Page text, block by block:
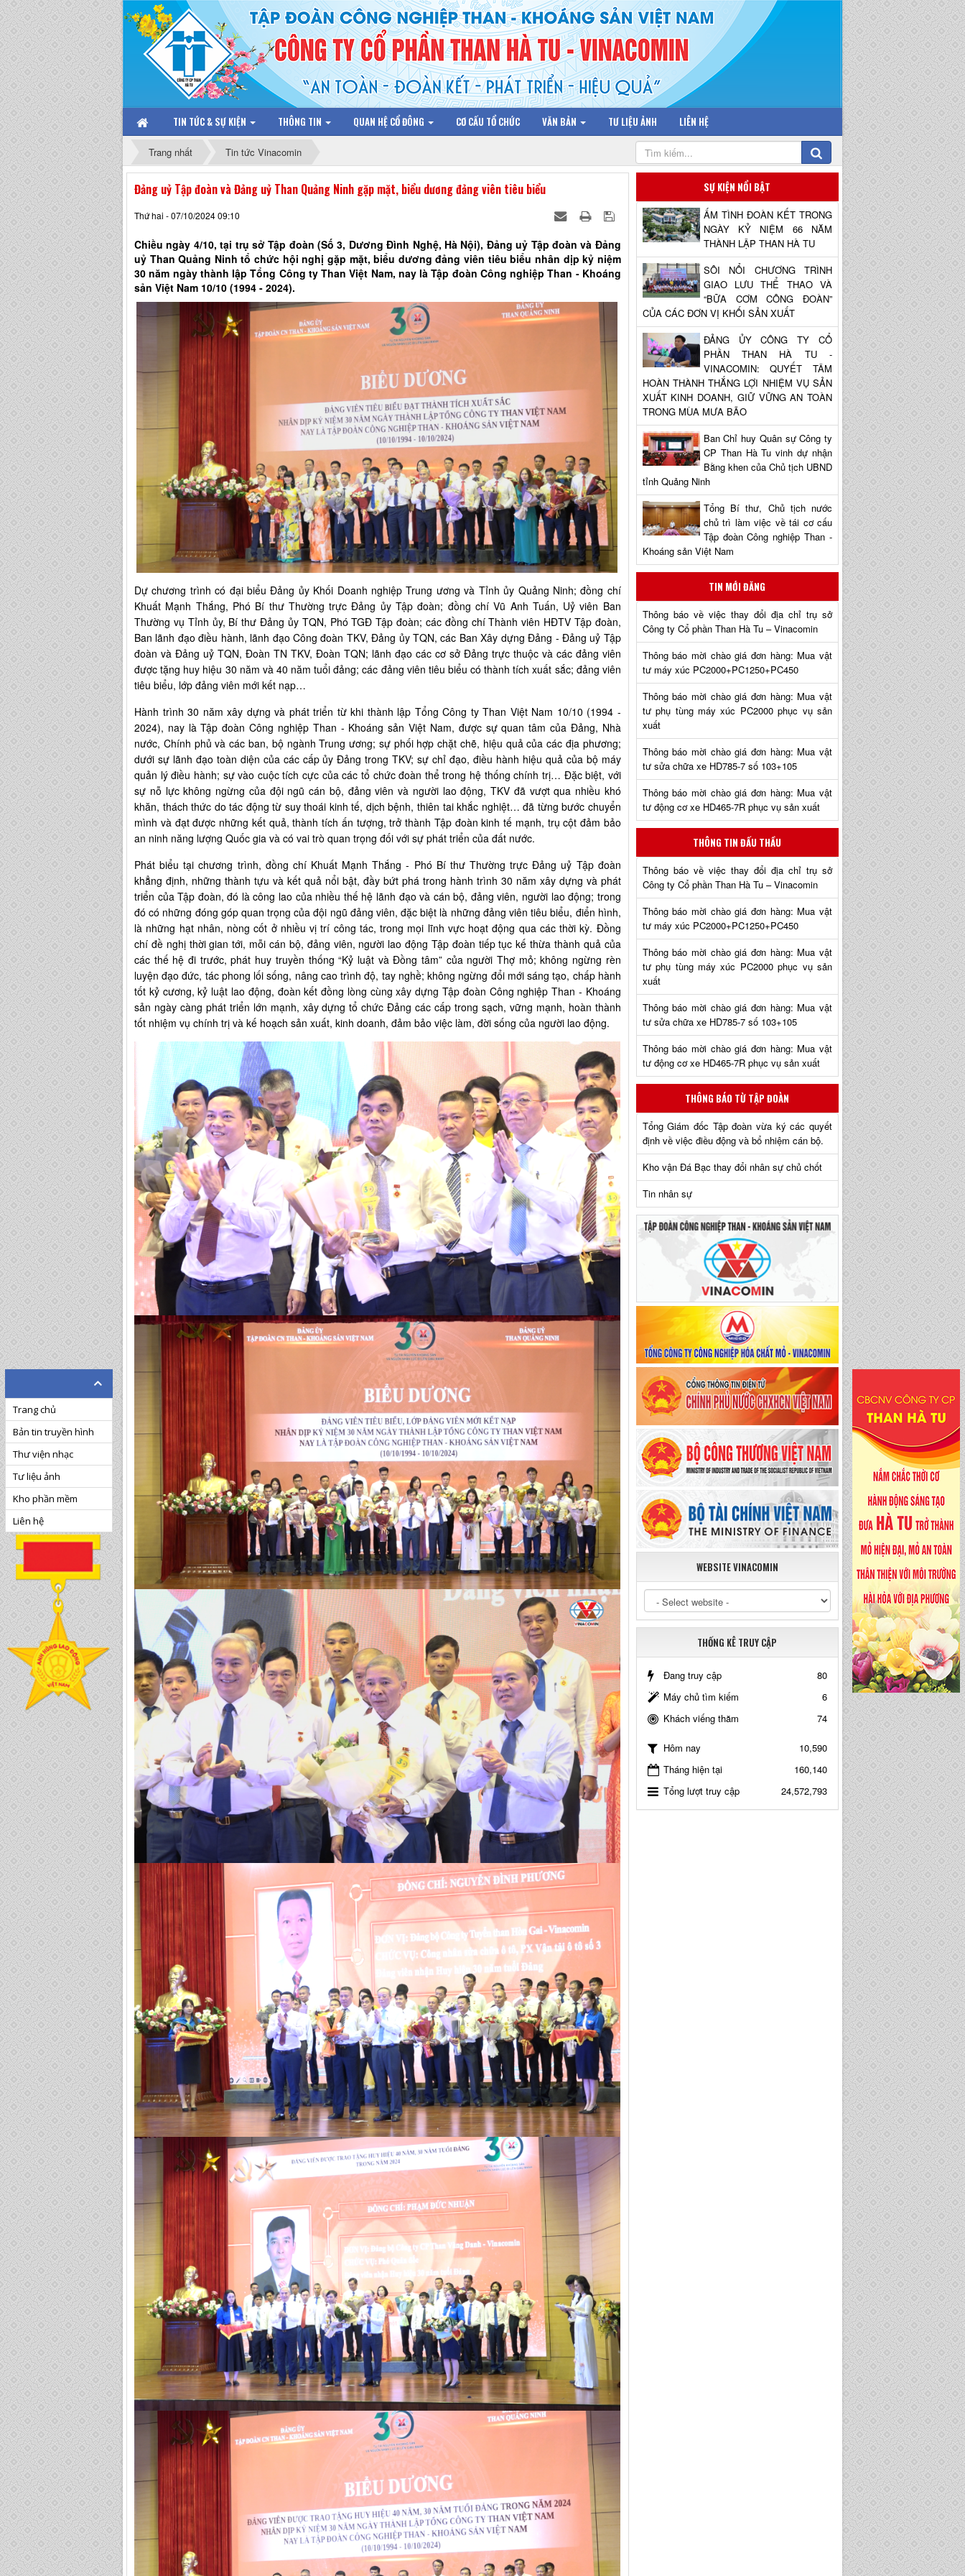
TIN TỨC & SỰ KIỆN THÔNG TIN QUAN HỆ CỔ ĐÔNG CƠ CẤU TỔ CHỨC VĂN BẢN TƯ LIỆU ẢNH LIÊN HỆ
Trang nhất Tin tức Vinacomin
Đảng uỷ Tập đoàn và Đảng uỷ Than Quảng Ninh gặp mặt, biểu dương đảng viên tiêu biểu
Thứ hai - 07/10/2024 09:10
Chiều ngày 4/10, tại trụ sở Tập đoàn (Số 3, Dương Đình Nghệ, Hà Nội), Đảng uỷ Tập đoàn và Đảng
uỷ Than Quảng Ninh tổ chức hội nghị gặp mặt, biểu dương đảng viên tiêu biểu nhân dịp kỷ niệm
30 năm ngày thành lập Tổng Công ty Than Việt Nam, nay là Tập đoàn Công nghiệp Than - Khoáng
sản Việt Nam 10/10 (1994 - 2024).
Dự chương trình có đại biểu Đảng ủy Khối Doanh nghiệp Trung ương và Tỉnh ủy Quảng Ninh; đồng chí
Khuất Mạnh Thắng, Phó Bí thư Thường trực Đảng ủy Tập đoàn; đồng chí Vũ Anh Tuấn, Uỷ viên Ban
Thường vụ Tỉnh ủy, Bí thư Đảng ủy TQN, Phó TGĐ Tập đoàn; các đồng chí Thành viên HĐTV Tập đoàn,
Ban lãnh đạo điều hành, lãnh đạo Công đoàn TKV, Đảng ủy TQN, các Ban Xây dựng Đảng - Đảng uỷ Tập
đoàn và Đảng uỷ TQN, Đoàn TN TKV, Đoàn TQN; lãnh đạo các cơ sở Đảng trực thuộc và các đảng viên
được tặng huy hiệu 30 năm và 40 năm tuổi đảng; các đảng viên tiêu biểu có thành tích xuất sắc; đảng viên
tiêu biểu, lớp đảng viên mới kết nạp…
Hành trình 30 năm xây dựng và phát triển từ khi thành lập Tổng Công ty Than Việt Nam 10/10 (1994 -
2024), nay là Tập đoàn Công nghiệp Than - Khoáng sản Việt Nam, được sự quan tâm của Đảng, Nhà
nước, Chính phủ và các ban, bộ ngành Trung ương; sự phối hợp chặt chẽ, hiệu quả của các địa phương;
dưới sự lãnh đạo toàn diện của các cấp ủy Đảng trong TKV; sự chỉ đạo, điều hành hiệu quả của bộ máy
quản lý điều hành; sự vào cuộc tích cực của các tổ chức đoàn thể trong hệ thống chính trị… Đặc biệt, với
sự nỗ lực không ngừng của đội ngũ cán bộ, đảng viên và người lao động, TKV đã vượt qua nhiều khó
khăn, thách thức do tác động từ suy thoái kinh tế, dịch bệnh, thiên tai khắc nghiệt… đã từng bước chuyển
mình và đạt được những kết quả, thành tích ấn tượng, trở thành Tập đoàn kinh tế mạnh, trụ cột đảm bảo
an ninh năng lượng Quốc gia và có vai trò quan trọng đối với sự phát triển của đất nước.
Phát biểu tại chương trình, đồng chí Khuất Mạnh Thắng - Phó Bí thư Thường trực Đảng uỷ Tập đoàn
khẳng định, những thành tựu và kết quả nổi bật, đầy bứt phá trong hành trình 30 năm xây dựng và phát
triển của Tập đoàn, đó là công lao của nhiều thế hệ lãnh đạo và cán bộ, đảng viên, người lao động; trong
đó có những đóng góp quan trọng của đội ngũ đảng viên, đặc biệt là những đảng viên tiêu biểu, điển hình,
là những hạt nhân, nòng cốt ở nhiều vị trí công tác, trong mọi lĩnh vực hoạt động qua các thời kỳ. Đồng
chí đề nghị thời gian tới, mỗi cán bộ, đảng viên, người lao động Tập đoàn tiếp tục kế thừa thành quả của
các thế hệ đi trước, phát huy truyền thống “Kỷ luật và Đồng tâm” của người Thợ mỏ; không ngừng rèn
luyện đạo đức, tác phong lối sống, nâng cao trình độ, tay nghề; không ngừng đổi mới sáng tạo, chấp hành
tốt kỷ cương, kỷ luật lao động, đoàn kết đồng lòng cùng xây dựng Tập đoàn Công nghiệp Than - Khoáng
sản ngày càng phát triển lớn mạnh, xây dựng tổ chức Đảng các cấp trong sạch, vững mạnh, hoàn thành
tốt nhiệm vụ chính trị và kế hoạch sản xuất, kinh doanh, đảm bảo việc làm, đời sống của người lao động.
SỰ KIỆN NỔI BẬT
ẤM TÌNH ĐOÀN KẾT TRONG
NGÀY KỶ NIỆM 66 NĂM
THÀNH LẬP THAN HÀ TU
SÔI NỔI CHƯƠNG TRÌNH
GIAO LƯU THỂ THAO VÀ
“BỮA CƠM CÔNG ĐOÀN”
CỦA CÁC ĐƠN VỊ KHỐI SẢN XUẤT
ĐẢNG ỦY CÔNG TY CỔ
PHẦN THAN HÀ TU -
VINACOMIN: QUYẾT TÂM
HOÀN THÀNH THẮNG LỢI NHIỆM VỤ SẢN
XUẤT KINH DOANH, GIỮ VỮNG AN TOÀN
TRONG MÙA MƯA BÃO
Ban Chỉ huy Quân sự Công ty
CP Than Hà Tu vinh dự nhận
Bằng khen của Chủ tịch UBND
tỉnh Quảng Ninh
Tổng Bí thư, Chủ tịch nước
chủ trì làm việc về tái cơ cấu
Tập đoàn Công nghiệp Than -
Khoáng sản Việt Nam
TIN MỚI ĐĂNG
Thông báo về việc thay đổi địa chỉ trụ sở
Công ty Cổ phần Than Hà Tu – Vinacomin
Thông báo mời chào giá đơn hàng: Mua vật
tư máy xúc PC2000+PC1250+PC450
Thông báo mời chào giá đơn hàng: Mua vật
tư phụ tùng máy xúc PC2000 phục vụ sản
xuất
Thông báo mời chào giá đơn hàng: Mua vật
tư sửa chữa xe HD785-7 số 103+105
Thông báo mời chào giá đơn hàng: Mua vật
tư động cơ xe HD465-7R phục vụ sản xuất
THÔNG TIN ĐẤU THẦU
Thông báo về việc thay đổi địa chỉ trụ sở
Công ty Cổ phần Than Hà Tu – Vinacomin
Thông báo mời chào giá đơn hàng: Mua vật
tư máy xúc PC2000+PC1250+PC450
Thông báo mời chào giá đơn hàng: Mua vật
tư phụ tùng máy xúc PC2000 phục vụ sản
xuất
Thông báo mời chào giá đơn hàng: Mua vật
tư sửa chữa xe HD785-7 số 103+105
Thông báo mời chào giá đơn hàng: Mua vật
tư động cơ xe HD465-7R phục vụ sản xuất
THÔNG BÁO TỪ TẬP ĐOÀN
Tổng Giám đốc Tập đoàn vừa ký các quyết
định về việc điều động và bổ nhiệm cán bộ.
Kho vận Đá Bạc thay đổi nhân sự chủ chốt
Tin nhân sự
WEBSITE VINACOMIN
THỐNG KÊ TRUY CẬP
Đang truy cập
80
Máy chủ tìm kiếm
6
Khách viếng thăm
74
Hôm nay
10,590
Tháng hiện tại
160,140
Tổng lượt truy cập
24,572,793
Trang chủ
Bản tin truyền hình
Thư viện nhạc
Tư liệu ảnh
Kho phần mềm
Liên hệ